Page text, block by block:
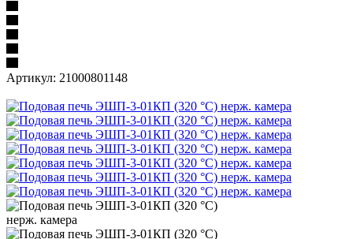
Артикул: 21000801148